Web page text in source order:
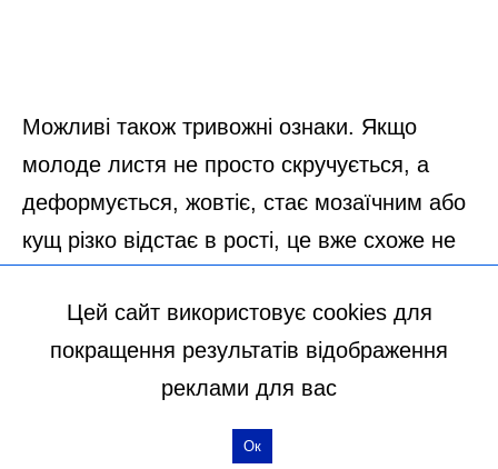
Цей сайт використовує cookies для
покращення результатів відображення
реклами для вас
Ок